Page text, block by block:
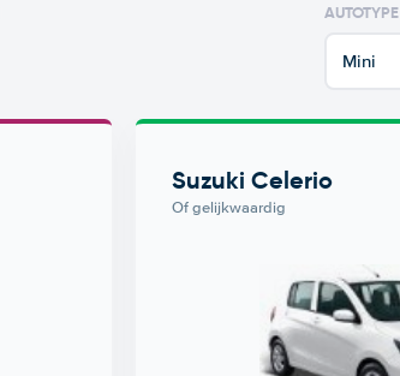
AUTOTYPE
Mini
Suzuki Celerio
Of gelijkwaardig